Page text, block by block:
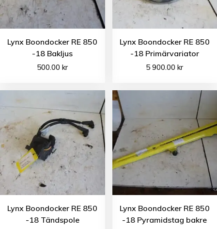
Lynx Boondocker RE 850
-18 Bakljus
500.00kr
Lynx Boondocker RE 850
-18 Primärvariator
5 900.00kr
Lynx Boondocker RE 850
-18 Tändspole
Lynx Boondocker RE 850
-18 Pyramidstag bakre